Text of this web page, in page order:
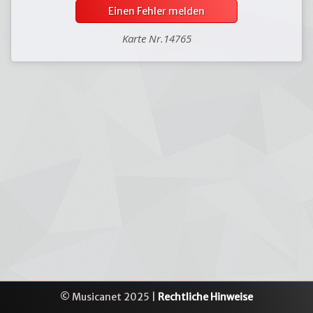
Einen Fehler melden
Karte Nr.14765
© Musicanet 2025 | Rechtliche Hinweise